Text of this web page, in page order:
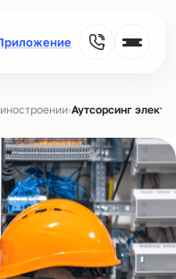
›Аутсорсинг